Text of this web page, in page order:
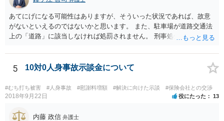
あてにげになる可能性はありますが、そういった状況であれば、故意
がないといえるのではないかと思います。 また、駐車場が道路交通法
上の「道路」に該当しなければ処罰されません。 刑事処分がなされる
るその他の場所）」にあたるかが重要です。 駐車場が「道路」にあた
るかは難しい問題で、私が経験した事例でも、コインパーキングで警
察官は「道路」と判断して道路交通法違反で立件したものの、検察官
は「道路」にあたらないとして不起訴処分にしたものがあります（検
察官に意見書を出しました）。コンビニやスーパーの駐車場では「道
所」とは、道路法に規定する道路及び道路運送法に規定する自動車道
5 10対0人身事故示談金について
#むち打ち被害 #人身事故 #慰謝料増額 #解決に向けた示談 #保険会社との交渉
2018年9月22日 役にたった 13
内藤 政信 弁護士